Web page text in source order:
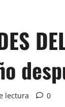
lectura 0